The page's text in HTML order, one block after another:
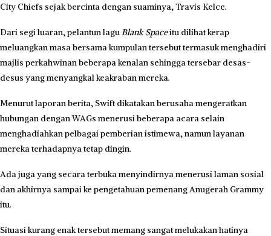
City Chiefs sejak bercinta dengan suaminya, Travis Kelce.
Dari segi luaran, pelantun laguBlank Spaceitu dilihat kerap
meluangkan masa bersama kumpulan tersebut termasuk menghadiri
majlis perkahwinan beberapa kenalan sehingga tersebar desas-
desus yang menyangkal keakraban mereka.
Menurut laporan berita, Swift dikatakan berusaha mengeratkan
hubungan dengan WAGs menerusi beberapa acara selain
menghadiahkan pelbagai pemberian istimewa, namun layanan
mereka terhadapnya tetap dingin.
Ada juga yang secara terbuka menyindirnya menerusi laman sosial
dan akhirnya sampai ke pengetahuan pemenang Anugerah Grammy
itu.
Situasi kurang enak tersebut memang sangat melukakan hatinya